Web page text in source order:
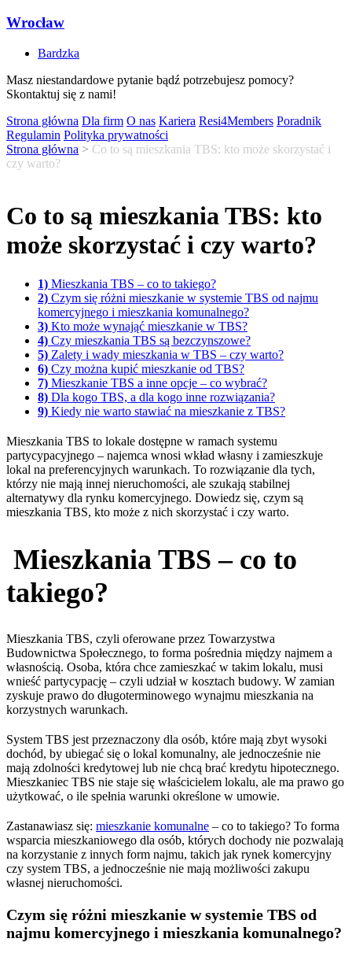
Wrocław
Bardzka
Masz niestandardowe pytanie bądź potrzebujesz pomocy?
Skontaktuj się z nami!
Strona główna Dla firm O nas Kariera Resi4Members Poradnik
Regulamin Polityka prywatności
Strona główna > Co to są mieszkania TBS: kto może skorzystać i
czy warto?
Co to są mieszkania TBS: kto
może skorzystać i czy warto?
1) Mieszkania TBS – co to takiego?
2) Czym się różni mieszkanie w systemie TBS od najmu
komercyjnego i mieszkania komunalnego?
3) Kto może wynająć mieszkanie w TBS?
4) Czy mieszkania TBS są bezczynszowe?
5) Zalety i wady mieszkania w TBS – czy warto?
6) Czy można kupić mieszkanie od TBS?
7) Mieszkanie TBS a inne opcje – co wybrać?
8) Dla kogo TBS, a dla kogo inne rozwiązania?
9) Kiedy nie warto stawiać na mieszkanie z TBS?
Mieszkania TBS to lokale dostępne w ramach systemu
partycypacyjnego – najemca wnosi wkład własny i zamieszkuje
lokal na preferencyjnych warunkach. To rozwiązanie dla tych,
którzy nie mają innej nieruchomości, ale szukają stabilnej
alternatywy dla rynku komercyjnego. Dowiedz się, czym są
mieszkania TBS, kto może z nich skorzystać i czy warto.
Mieszkania TBS – co to
takiego?
Mieszkania TBS, czyli oferowane przez Towarzystwa
Budownictwa Społecznego, to forma pośrednia między najmem a
własnością. Osoba, która chce zamieszkać w takim lokalu, musi
wnieść partycypację – czyli udział w kosztach budowy. W zamian
zyskuje prawo do długoterminowego wynajmu mieszkania na
korzystnych warunkach.
System TBS jest przeznaczony dla osób, które mają zbyt wysoki
dochód, by ubiegać się o lokal komunalny, ale jednocześnie nie
mają zdolności kredytowej lub nie chcą brać kredytu hipotecznego.
Mieszkaniec TBS nie staje się właścicielem lokalu, ale ma prawo go
użytkować, o ile spełnia warunki określone w umowie.
Zastanawiasz się: mieszkanie komunalne – co to takiego? To forma
wsparcia mieszkaniowego dla osób, których dochody nie pozwalają
na korzystanie z innych form najmu, takich jak rynek komercyjny
czy system TBS, a jednocześnie nie mają możliwości zakupu
własnej nieruchomości.
Czym się różni mieszkanie w systemie TBS od
najmu komercyjnego i mieszkania komunalnego?